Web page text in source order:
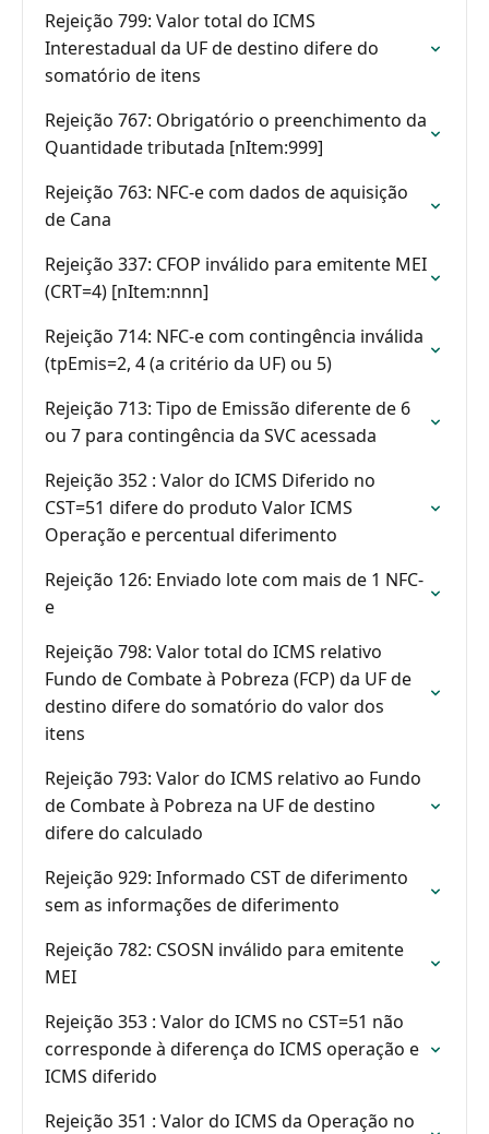
Rejeição 799: Valor total do ICMS
Interestadual da UF de destino difere do
somatório de itens
Rejeição 767: Obrigatório o preenchimento da
Quantidade tributada [nItem:999]
Rejeição 763: NFC-e com dados de aquisição
de Cana
Rejeição 337: CFOP inválido para emitente MEI
(CRT=4) [nItem:nnn]
Rejeição 714: NFC-e com contingência inválida
(tpEmis=2, 4 (a critério da UF) ou 5)
Rejeição 713: Tipo de Emissão diferente de 6
ou 7 para contingência da SVC acessada
Rejeição 352 : Valor do ICMS Diferido no
CST=51 difere do produto Valor ICMS
Operação e percentual diferimento
Rejeição 126: Enviado lote com mais de 1 NFC-
e
Rejeição 798: Valor total do ICMS relativo
Fundo de Combate à Pobreza (FCP) da UF de
destino difere do somatório do valor dos
itens
Rejeição 793: Valor do ICMS relativo ao Fundo
de Combate à Pobreza na UF de destino
difere do calculado
Rejeição 929: Informado CST de diferimento
sem as informações de diferimento
Rejeição 782: CSOSN inválido para emitente
MEI
Rejeição 353 : Valor do ICMS no CST=51 não
corresponde à diferença do ICMS operação e
ICMS diferido
Rejeição 351 : Valor do ICMS da Operação no